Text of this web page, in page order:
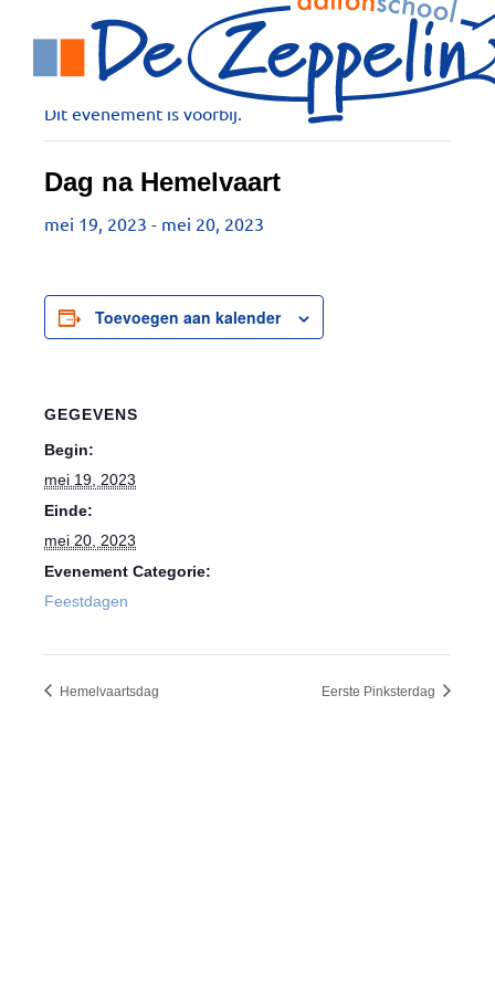
« Alle Evenementen
Dit evenement is voorbij.
Dag na Hemelvaart
mei 19, 2023 - mei 20, 2023
Toevoegen aan kalender
GEGEVENS
Begin:
mei 19, 2023
Einde:
mei 20, 2023
Evenement Categorie:
Feestdagen
Hemelvaartsdag Eerste Pinksterdag